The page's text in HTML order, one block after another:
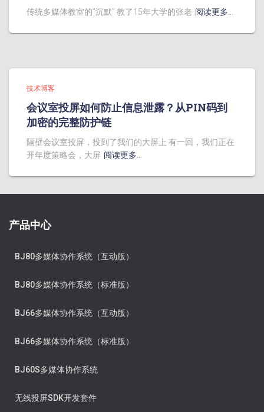
传统多媒体教室的”沉默” 教了15年大学的张老 阅读更多…
技术博客
会议室投屏如何防止信息泄露？从PIN码到
加密的完整防护链
隔壁会议室投屏，投到了我们的大屏上 有一回，我们正在
开年度策略会，大屏 阅读更多…
产品中心
BJ80多媒体协作系统（互动版）
BJ80多媒体协作系统（标准版）
BJ66多媒体协作系统（互动版）
BJ66多媒体协作系统（标准版）
BJ60S多媒体协作系统
无线投屏SDK开发套件